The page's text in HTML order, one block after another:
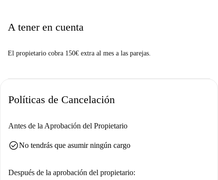
A tener en cuenta
El propietario cobra 150€ extra al mes a las parejas.
Políticas de Cancelación
Antes de la Aprobación del Propietario
check_circleNo tendrás que asumir ningún cargo
Después de la aprobación del propietario: